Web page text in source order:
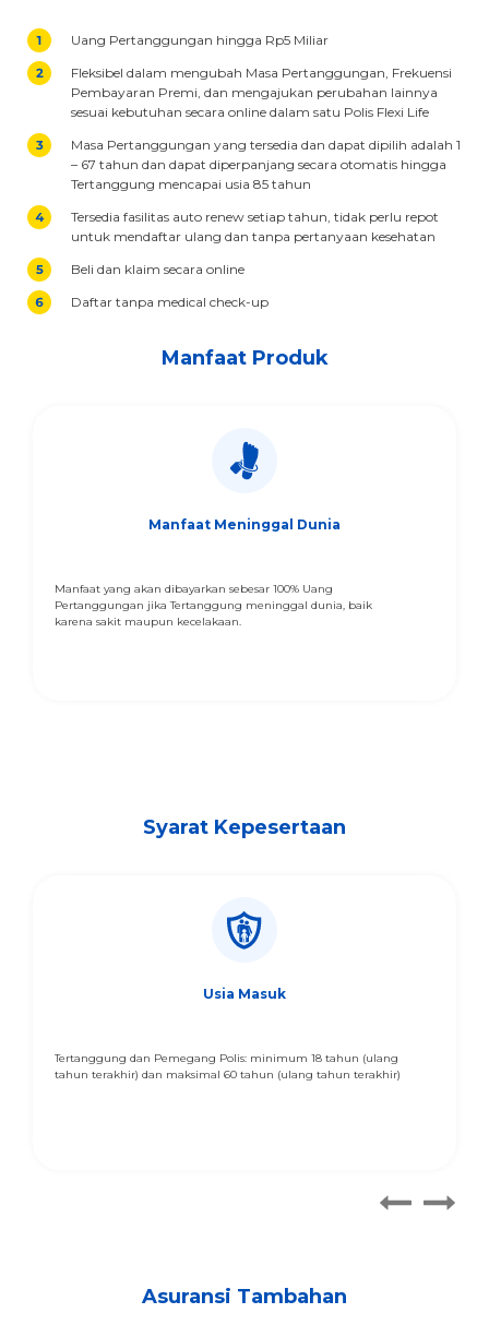
Uang Pertanggungan hingga Rp5 Miliar
Fleksibel dalam mengubah Masa Pertanggungan, Frekuensi
Pembayaran Premi, dan mengajukan perubahan lainnya
sesuai kebutuhan secara online dalam satu Polis Flexi Life
Masa Pertanggungan yang tersedia dan dapat dipilih adalah 1
– 67 tahun dan dapat diperpanjang secara otomatis hingga
Tertanggung mencapai usia 85 tahun
Tersedia fasilitas auto renew setiap tahun, tidak perlu repot
untuk mendaftar ulang dan tanpa pertanyaan kesehatan
Beli dan klaim secara online
Daftar tanpa medical check-up
Manfaat Produk
Manfaat Meninggal Dunia
Manfaat yang akan dibayarkan sebesar 100% Uang
Pertanggungan jika Tertanggung meninggal dunia, baik
karena sakit maupun kecelakaan.
Syarat Kepesertaan
Usia Masuk
Tertanggung dan Pemegang Polis: minimum 18 tahun (ulang
tahun terakhir) dan maksimal 60 tahun (ulang tahun terakhir)
Asuransi Tambahan